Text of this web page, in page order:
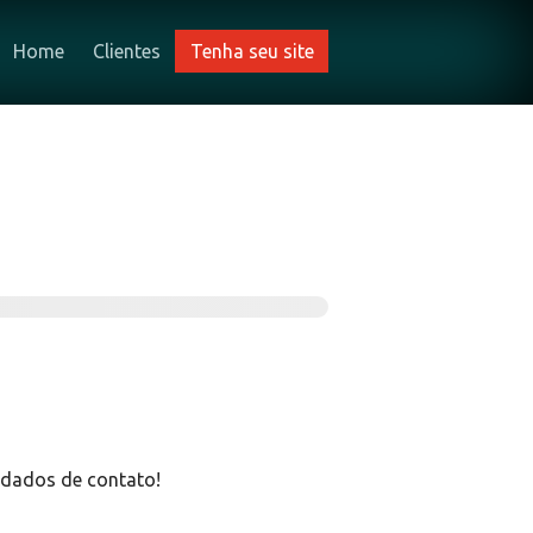
Home Clientes Tenha seu site
de contato!